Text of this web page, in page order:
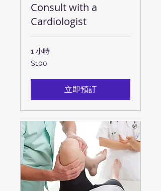
Consult with a
Cardiologist
1 小時
100
新
幣
$100
立即預訂